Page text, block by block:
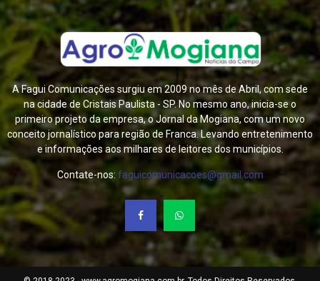
A Fagui Comunicações surgiu em 2009 no mês de Abril, com sede
na cidade de Cristais Paulista - SP. No mesmo ano, inicia-se o
primeiro projeto da empresa, o Jornal da Mogiana, com um novo
conceito jornalístico para região de Franca. Levando entretenimento
e informações aos milhares de leitores dos municípios.
Contate-nos: faguicomunicacoes@gmail.com